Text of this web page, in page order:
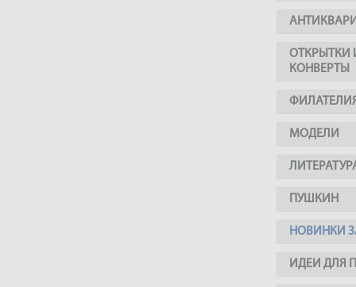
ОТКРЫТКИ
КОНВЕРТЫ
МОДЕЛИ
ПУШКИН
НОВИНКИ
ИДЕИ ДЛЯ